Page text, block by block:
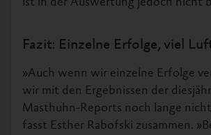
Fazit: Einzelne Erfolge, viel
»Auch wenn wir einzelne Erfolge
wir mit den Ergebnissen der
Masthuhn-Reports noch lange
fasst Esther Rabofski zusammen.